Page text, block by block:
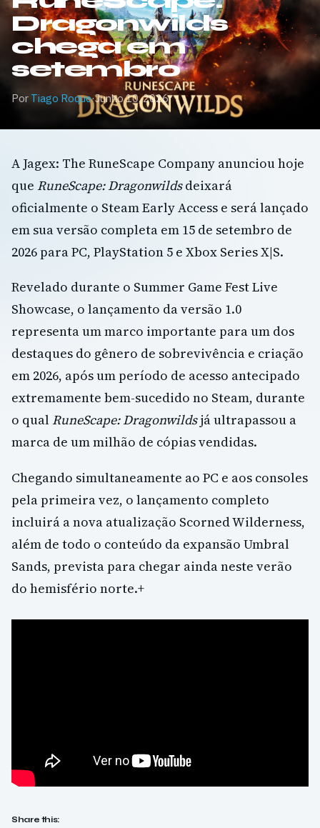
Dragonwilds
chega em
setembro
Por Tiago Roque·Junho 10, 2026
A Jagex: The RuneScape Company anunciou hoje
que RuneScape: Dragonwildsdeixará
oficialmente o Steam Early Access e será lançado
em sua versão completa em 15 de setembro de
2026 para PC, PlayStation 5 e Xbox Series X|S.
Revelado durante o Summer Game Fest Live
Showcase, o lançamento da versão 1.0
representa um marco importante para um dos
destaques do gênero de sobrevivência e criação
em 2026, após um período de acesso antecipado
extremamente bem-sucedido no Steam, durante
o qualRuneScape: Dragonwildsjá ultrapassou a
marca de um milhão de cópias vendidas.
Chegando simultaneamente ao PC e aos consoles
pela primeira vez, o lançamento completo
incluirá a nova atualização Scorned Wilderness,
além de todo o conteúdo da expansão Umbral
Sands, prevista para chegar ainda neste verão
do hemisfério norte.+
Share this: